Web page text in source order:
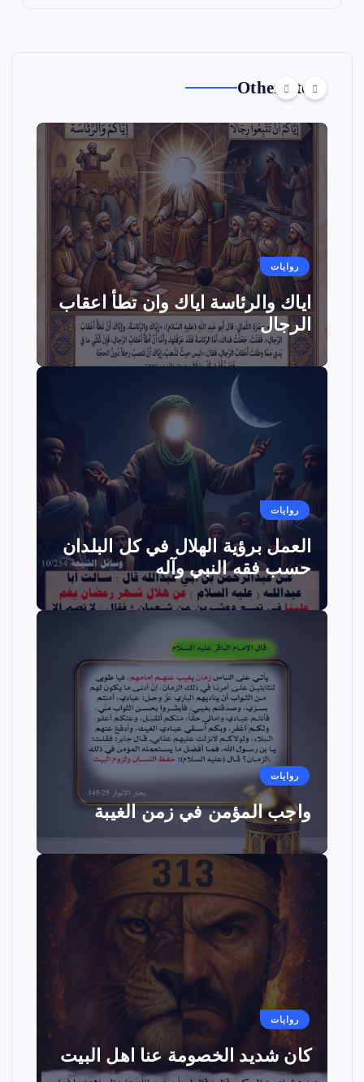
Other Story
روايات
اياك والرئاسة اياك وان تطأ اعقاب
الرجال
روايات
العمل برؤية الهلال في كل البلدان
حسب فقه النبي وآله
روايات
واجب المؤمن في زمن الغيبة
روايات
كان شديد الخصومة عنا اهل البيت